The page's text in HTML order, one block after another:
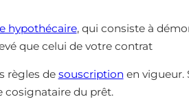
hypothécaire, qui consiste à
que celui de votre contrat
règles de souscription en vigueur.
cosignataire du prêt.